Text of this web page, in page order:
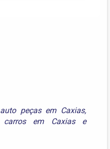
auto peças em Caxias,
carros em Caxiase